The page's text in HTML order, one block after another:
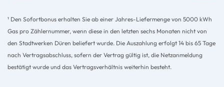
¹ Den Sofortbonus erhalten Sie ab einer Jahres-Liefermenge von 5000 kWh
Gas pro Zählernummer, wenn diese in den letzten sechs Monaten nicht von
den Stadtwerken Düren beliefert wurde. Die Auszahlung erfolgt 14 bis 65 Tage
nach Vertragsabschluss, sofern der Vertrag gültig ist, die Netzanmeldung
bestätigt wurde und das Vertragsverhältnis weiterhin besteht.